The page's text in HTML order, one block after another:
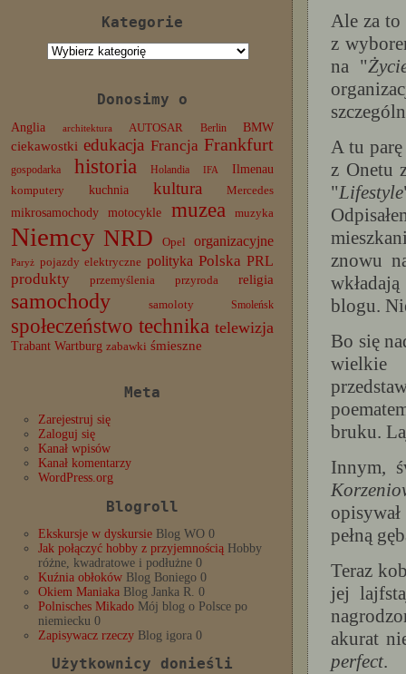
Kategorie
Kategorie
Donosimy o
Anglia architektura AUTOSAR Berlin BMW
ciekawostki edukacja Francja Frankfurt
gospodarka historia Holandia IFA
Ilmenau
komputery
kuchnia kultura Mercedes
mikrosamochody motocykle muzea muzyka
Niemcy NRD Opel organizacyjne
Paryż pojazdy elektryczne polityka Polska PRL
produkty
przemyślenia przyroda religia
samochody samoloty Smoleńsk
społeczeństwo technika telewizja
Trabant Wartburg zabawki śmieszne
Meta
Zarejestruj się
Zaloguj się
Kanał wpisów
Kanał komentarzy
WordPress.org
Blogroll
Ekskursje w dyskursie Blog WO 0
Jak połączyć hobby z przyjemnością Hobby
różne, kwadratowe i podłużne 0
Kuźnia obłoków Blog Boniego 0
Okiem Maniaka Blog Janka R. 0
Polnisches Mikado Mój blog o Polsce po
niemiecku 0
Zapisywacz rzeczy Blog igora 0
Użytkownicy donieśli
Ale za to
z
na "
A tu
z Onetu
"Lifestyle
znowu
blogu.
Bo się
bruku.
Innym,
pełną
Teraz
jej
akurat
perfect.